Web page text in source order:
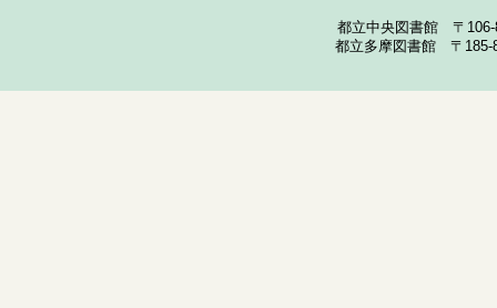
都立中央図書館 〒
都立多摩図書館 〒185-